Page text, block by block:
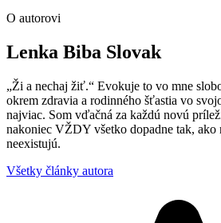
O autorovi
Lenka Biba Slovak
„Ži a nechaj žiť.“ Evokuje to vo mne
okrem zdravia a rodinného šťastia vo
najviac. Som vďačná za každú novú
nakoniec VŽDY všetko dopadne tak, ako
neexistujú.
Všetky články autora